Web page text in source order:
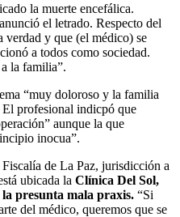
la muerte encefálica.
el letrado. Respecto del
verdad y que (el médico) se
a todos como sociedad.
la familia”.
“muy doloroso y la familia
El profesional indicpó que
aunque la que
inocua”.
de La Paz, jurisdicción a
ubicada la Clínica Del Sol,
presunta mala praxis. “Si
del médico, queremos que se